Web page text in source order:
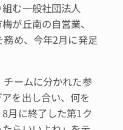
む一般社団法人
が丘南の自営業、
め、今年2月に発足
ームに分かれた参
を出し合い、何を
月に終了した第1ク